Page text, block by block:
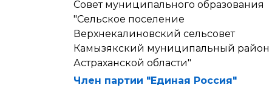
Совет муниципального образования
"Сельское поселение
Верхнекалиновский сельсовет
Камызякский муниципальный район
Астраханской области"
Член партии "Единая Россия"